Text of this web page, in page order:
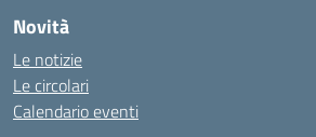
Novità
Le notizie
Le circolari
Calendario eventi